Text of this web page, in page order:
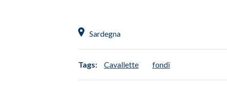
Sardegna
Tags: Cavallette fondi